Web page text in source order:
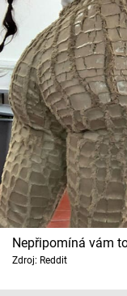
Nepřipomíná vám
Zdroj: Reddit